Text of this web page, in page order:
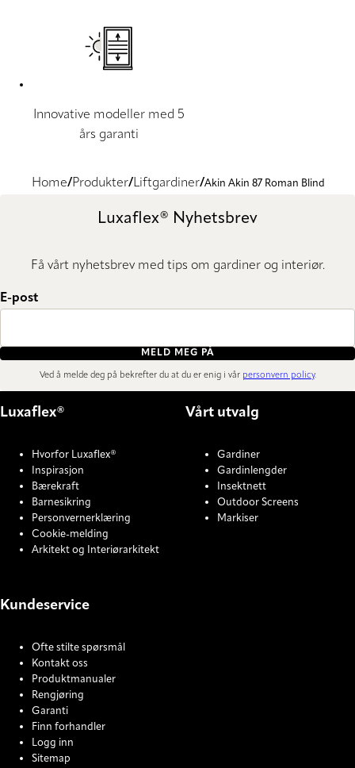
Innovative modeller med 5
års garanti
Home Produkter Liftgardiner Akin Akin 87 Roman Blind
Luxaflex® Nyhetsbrev
Få vårt nyhetsbrev med tips om gardiner og interiør.
E-post
MELD MEG PÅ
Ved å melde deg på bekrefter du at du er enig i vår personvern policy.
Luxaflex®
Hvorfor Luxaflex®
Inspirasjon
Bærekraft
Barnesikring
Personvernerklæring
Cookie-melding
Arkitekt og Interiørarkitekt
Vårt utvalg
Gardiner
Gardinlengder
Insektnett
Outdoor Screens
Markiser
Kundeservice
Ofte stilte spørsmål
Kontakt oss
Produktmanualer
Rengjøring
Garanti
Finn forhandler
Logg inn
Sitemap